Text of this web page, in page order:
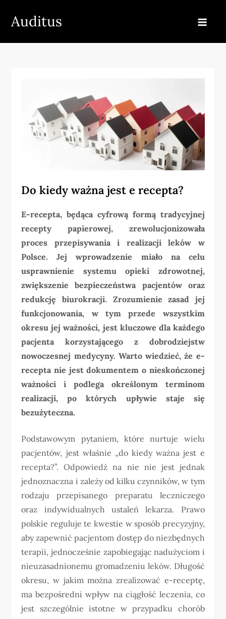
Auditus
Do kiedy ważna jest e recepta?
E-recepta, będąca cyfrową formą tradycyjnej
recepty papierowej, zrewolucjonizowała
proces przepisywania i realizacji leków w
Polsce. Jej wprowadzenie miało na celu
usprawnienie systemu opieki zdrowotnej,
zwiększenie bezpieczeństwa pacjentów oraz
redukcję biurokracji. Zrozumienie zasad jej
funkcjonowania, w tym przede wszystkim
okresu jej ważności, jest kluczowe dla każdego
pacjenta korzystającego z dobrodziejstw
nowoczesnej medycyny. Warto wiedzieć, że e-
recepta nie jest dokumentem o nieskończonej
ważności i podlega określonym terminom
realizacji, po których upływie staje się
bezużyteczna.
Podstawowym pytaniem, które nurtuje wielu
pacjentów, jest właśnie „do kiedy ważna jest e
recepta?”. Odpowiedź na nie nie jest jednak
jednoznaczna i zależy od kilku czynników, w tym
rodzaju przepisanego preparatu leczniczego
oraz indywidualnych ustaleń lekarza. Prawo
polskie reguluje te kwestie w sposób precyzyjny,
aby zapewnić pacjentom dostęp do niezbędnych
terapii, jednocześnie zapobiegając nadużyciom i
nieuzasadnionemu gromadzeniu leków. Długość
okresu, w jakim można zrealizować e-receptę,
ma bezpośredni wpływ na ciągłość leczenia, co
jest szczególnie istotne w przypadku chorób